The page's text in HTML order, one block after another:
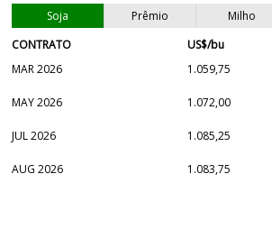
Soja Prêmio Milho
CONTRATO
US$/bu
MAR 2026
1.059,75
MAY 2026 1.072,00
JUL 2026 1.085,25
AUG 2026 1.083,75